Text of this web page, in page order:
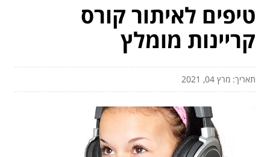
טיפים לאיתור קורס
קריינות מומלץ
תאריך: מרץ 04, 2021